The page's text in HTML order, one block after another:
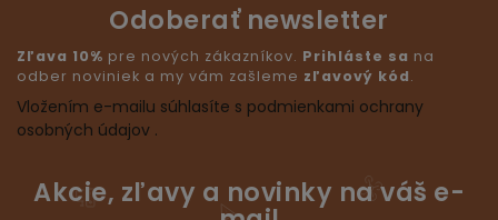
Odoberať newsletter
Zľava 10% pre nových zákazníkov. Prihláste sa na
odber noviniek a my vám zašleme zľavový kód.
Vložením e-mailu súhlasíte s podmienkami ochrany
osobných údajov .
Akcie, zľavy a novinky na váš e-